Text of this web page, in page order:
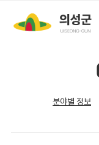
분야별 정보